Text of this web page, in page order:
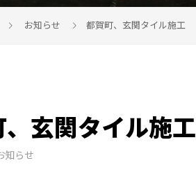
お知らせ 都賀町、玄関タイル施工
玄関タイル施工
知らせ